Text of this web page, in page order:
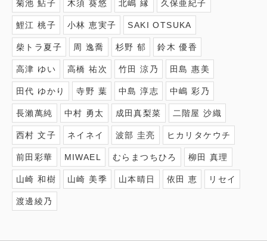
菊池 鮎子 木須 葵悠 北嶋 縁 久保亜紀子
鯉江 桃子 小林 恵実子 SAKI OTSUKA
柴トラ夏子 周 逸喬 杉野 郁 鈴木 優香
高津 ゆい 高橋 祐次 竹田 涼乃 田島 惠美
田代 ゆかり 寺野 葉 中島 淳志 中嶋 彩乃
長瀨萬純 中村 勇太 成田真梨菜 二階屋 沙織
西村 文子 ネイネイ 波部 圭亮 ヒカリタケウチ
前田彩華 MIWAEL むらまつちひろ 柳田 真理
山崎 和樹 山崎 美季 山本晴日 依田 恵 リセイ
渡邊綾乃